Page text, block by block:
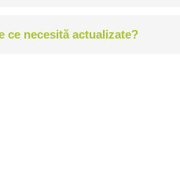
ce necesită actualizate?